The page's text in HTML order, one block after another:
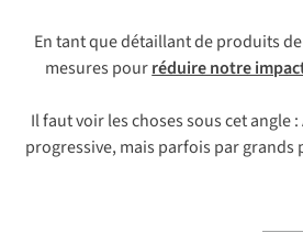
En tant que détaillant de produits
mesures pourréduire notre
Il faut voir les choses sous cet angle
progressive, mais parfois par grands